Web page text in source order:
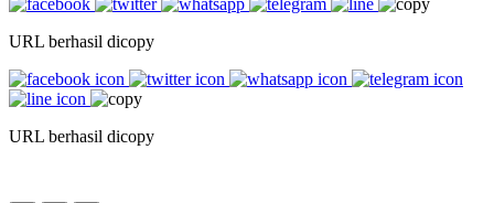
URL berhasil dicopy
URL berhasil dicopy